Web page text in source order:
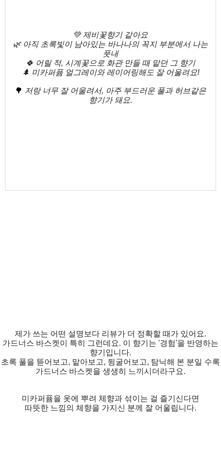
💚 제비꽃향기 같아요
🌿 아직 초록빛이 남아있는 바나나의 꼭지 부분에서 나는
풋내
🍀 어릴 적, 시계꽃으로 화관 만들 때 맡던 그 향기
🌲 미카퍼퓸 얼그레이와 레이어링해도 잘 어울려요!
🌳 저랑 너무 잘 어울려서, 아주 부드러운 풀과 허브같은
향기가 돼요.
제가 쓰는 어떤 설명보다 리뷰가 더 정확할 때가 있어요.
가드너스 바스켓이 특히 그런데요. 이 향기는 '경험'을 반영하는
향기입니다.
초록 풀을 뜯어보고, 맡아보고, 뒹굴어보고, 탐닉해 본 분일 수록
가드너스 바스켓을 생생히 느끼시더라구요.
미카퍼퓸을 옷에 뿌려 체향과 섞이는 걸 즐기신다면
따뜻한 느낌의 체향을 가지신 분께 잘 어울립니다.